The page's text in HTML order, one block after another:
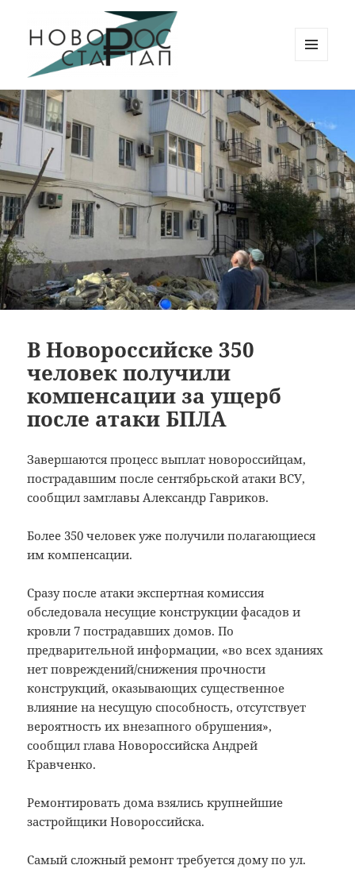
Новорос Стартап
ВИДЖЕТЫ
В Новороссийске 350
человек получили
компенсации за ущерб
после атаки БПЛА
Завершаются процесс выплат новороссийцам,
пострадавшим после сентябрьской атаки ВСУ,
сообщил замглавы Александр Гавриков.
Более 350 человек уже получили полагающиеся
им компенсации.
Сразу после атаки экспертная комиссия
обследовала несущие конструкции фасадов и
кровли 7 пострадавших домов. По
предварительной информации, «во всех зданиях
нет повреждений/снижения прочности
конструкций, оказывающих существенное
влияние на несущую способность, отсутствует
вероятность их внезапного обрушения»,
сообщил глава Новороссийска Андрей
Кравченко.
Ремонтировать дома взялись крупнейшие
застройщики Новороссийска.
Самый сложный ремонт требуется дому по ул.